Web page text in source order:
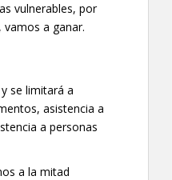
vulnerables, por
a ganar.
se limitará a
asistencia a
a personas
a la mitad